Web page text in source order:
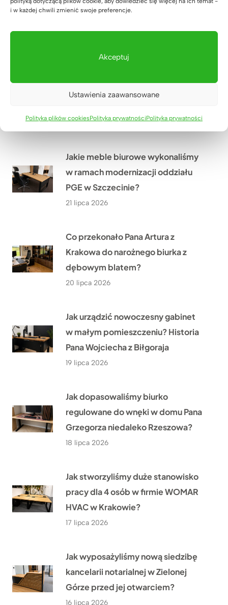
i w każdej chwili zmienić swoje preferencje.
Akceptuj
Ustawienia zaawansowane
Polityka plików cookiesPolityka prywatnościPolityka prywatności
LED dla firmy HÖLSCHER z
SixPack Fitness w Przeworsku w
22 lipca 2026
Jakie meble biurowe wykonaliśmy
w ramach modernizacji oddziału
PGE w Szczecinie?
21 lipca 2026
Co przekonało Pana Artura z
Krakowa do narożnego biurka z
dębowym blatem?
20 lipca 2026
Jak urządzić nowoczesny gabinet
w małym pomieszczeniu? Historia
Pana Wojciecha z Biłgoraja
19 lipca 2026
Jak dopasowaliśmy biurko
regulowane do wnęki w domu Pana
Grzegorza niedaleko Rzeszowa?
18 lipca 2026
Jak stworzyliśmy duże stanowisko
pracy dla 4 osób w firmie WOMAR
HVAC w Krakowie?
17 lipca 2026
Jak wyposażyliśmy nową siedzibę
kancelarii notarialnej w Zielonej
Górze przed jej otwarciem?
16 lipca 2026